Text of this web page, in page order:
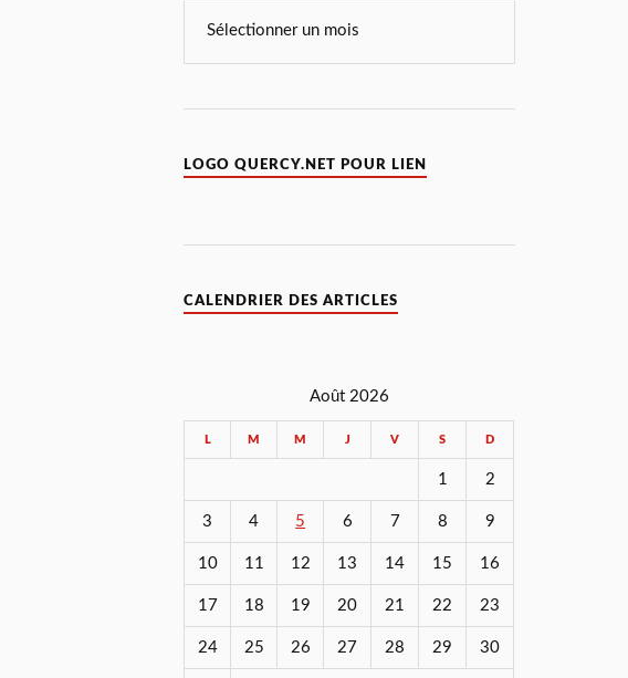
LOGO QUERCY.NET POUR LIEN
CALENDRIER DES ARTICLES
Août 2026
L M M J V S D
1 2
3 4 5 6 7 8 9
10 11 12 13 14 15 16
17 18 19 20 21 22 23
24 25 26 27 28 29 30